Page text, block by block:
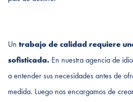
Un trabajo de calidad requiere
sofisticada. En nuestra agencia de
a entender sus necesidades antes de
medida. Luego nos encargamos de